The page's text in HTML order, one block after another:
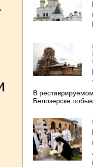
В
Белозерске